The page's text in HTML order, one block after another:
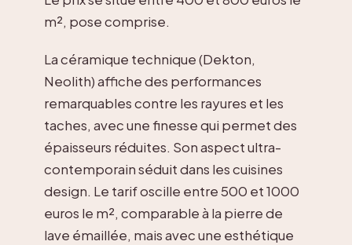
m², pose comprise.
La céramique technique (Dekton,
Neolith) affiche des performances
remarquables contre les rayures et les
taches, avec une finesse qui permet des
épaisseurs réduites. Son aspect ultra-
contemporain séduit dans les cuisines
design. Le tarif oscille entre 500 et 1000
euros le m², comparable à la pierre de
lave émaillée, mais avec une esthétique